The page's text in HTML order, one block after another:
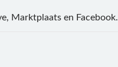
Marktplaats en Facebook.